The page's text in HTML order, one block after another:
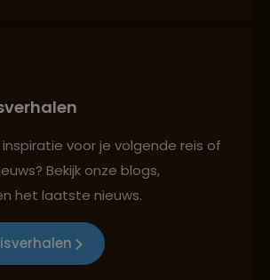
en deskundig reisadvies
reisroutes
voor je volgende reis of
Bekijk onze blogs,
het laatste nieuws.